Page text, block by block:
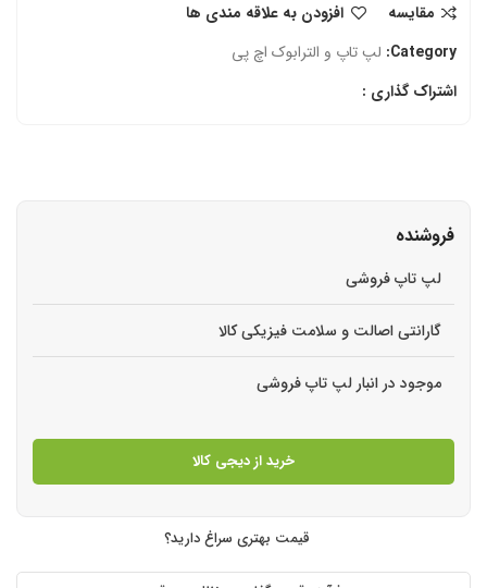
مقایسه
افزودن به علاقه مندی ها
Category: لپ تاپ و الترابوک اچ‌ پی
اشتراک گذاری :
فروشنده
لپ تاپ فروشی
گارانتی اصالت و سلامت فیزیکی کالا
موجود در انبار لپ تاپ فروشی
خرید از دیجی کالا
قیمت بهتری سراغ دارید؟